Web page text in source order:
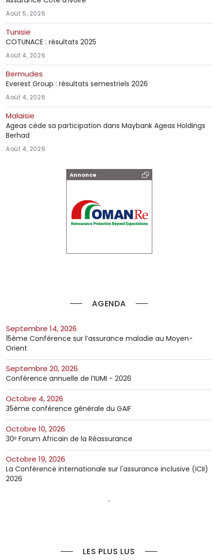
Annonce
AGENDA
septembre 14, 2026
15ème Conférence sur l’assurance maladie au Moyen-
Orient
septembre 20, 2026
Conférence annuelle de l’IUMI - 2026
octobre 4, 2026
35ème conférence générale du GAIF
octobre 10, 2026
30ᵉ Forum Africain de la Réassurance
octobre 19, 2026
La Conférence internationale sur l'assurance inclusive (ICII)
2026
LES PLUS LUS
Août 5, 2026
Tunisie
COTUNACE : résultats 2025
Août 4, 2026
Bermudes
Everest Group : résultats semestriels 2026
Août 4, 2026
Malaisie
Ageas cède sa participation dans Maybank Ageas Holdings
Berhad
Août 4, 2026